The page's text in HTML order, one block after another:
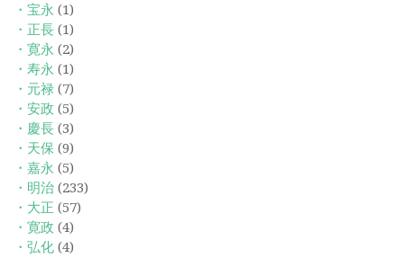
・宝永 (1)
・正長 (1)
・寛永 (2)
・寿永 (1)
・元禄 (7)
・安政 (5)
・慶長 (3)
・天保 (9)
・嘉永 (5)
・明治 (233)
・大正 (57)
・寛政 (4)
・弘化 (4)